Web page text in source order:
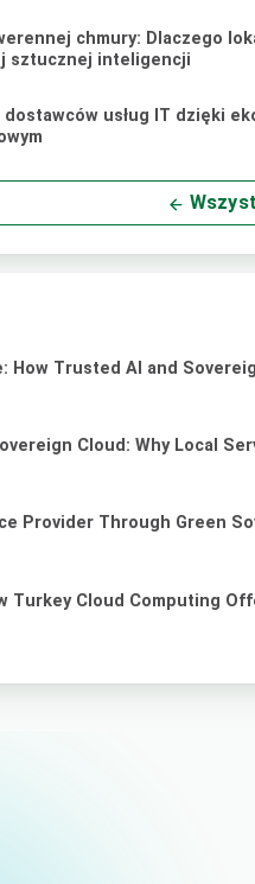
chmury: Dlaczego
sztucznej inteligencji
usług IT dzięki
How Trusted AI and
Cloud: Why Local
Provider Through Green
Turkey Cloud Computing